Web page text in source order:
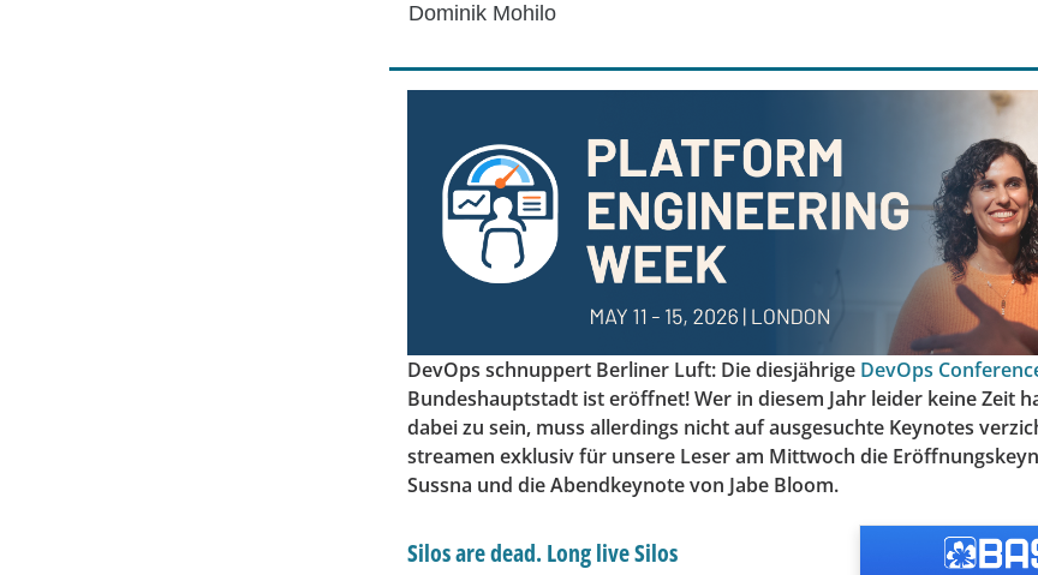
Dominik Mohilo
DevOps schnuppert Berliner Luft: Die diesjährige DevOps
Bundeshauptstadt ist eröffnet! Wer in diesem Jahr leider keine Zeit
dabei zu sein, muss allerdings nicht auf ausgesuchte Keynotes
streamen exklusiv für unsere Leser am Mittwoch die
Sussna und die Abendkeynote von Jabe Bloom.
Silos are dead. Long live Silos